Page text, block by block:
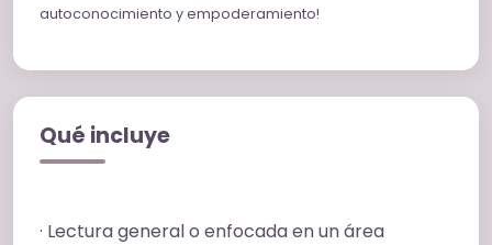
autoconocimiento y empoderamiento!
Qué incluye
· Lectura general o enfocada en un área